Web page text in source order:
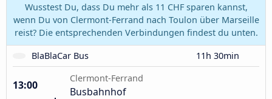
Wusstest Du, dass Du mehr als 11 CHF sparen kannst,
wenn Du von Clermont-Ferrand nach Toulon über Marseille
reist? Die entsprechenden Verbindungen findest du unten.
BlaBlaCar Bus
11h 30min
13:00
Clermont-Ferrand
Busbahnhof